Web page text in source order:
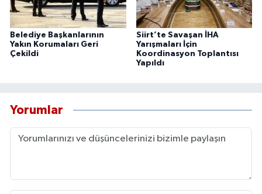
Belediye Başkanlarının
Yakın Korumaları Geri
Çekildi
Siirt’te Savaşan İHA
Yarışmaları İçin
Koordinasyon Toplantısı
Yapıldı
Yorumlar